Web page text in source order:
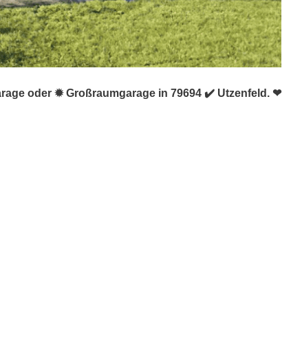
oder ✹ Großraumgarage in 79694 ✔️ Utzenfeld. ❤